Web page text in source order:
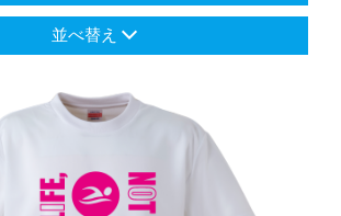
並べ替え